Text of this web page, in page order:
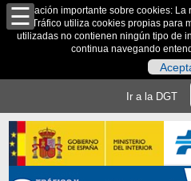
Información importante sobre cookies:
de Tráfico utiliza cookies propias para
utilizadas no contienen ningún tipo de
continua navegando
Ir a la DGT